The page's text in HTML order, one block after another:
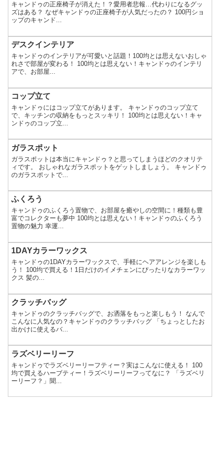
キャンドゥの正座椅子が消えた！？愛用者悲報…代わりになるグッ
ズはある？ なぜキャンドゥの正座椅子が人気だったの？ 100円ショ
ップのキャンド...
デスクインテリア
キャンドゥのインテリアが可愛いと話題！100均とは思えないおしゃ
れさで部屋が変わる！ 100均とは思えない！キャンドゥのインテリ
アで、お部屋...
コップ立て
キャンドゥにはコップ立てがあります。 キャンドゥのコップ立て
で、キッチンの収納をもっとスッキリ！ 100均とは思えない！キャ
ンドゥのコップ立...
ガラスポット
ガラスポットは本当にキャンドゥ？と思ってしまうほどのクオリテ
ィです。 おしゃれなガラスポットをゲットしましょう。 キャンドゥ
のガラスポットで...
ふくろう
キャンドゥのふくろう置物で、お部屋を癒やしの空間に！種類も豊
富でコレクターも夢中 100均とは思えない！キャンドゥのふくろう
置物の魅力 幸運...
1DAYカラーワックス
キャンドゥの1DAYカラーワックスで、手軽にヘアアレンジを楽しも
う！ 100均で買える！1日だけのイメチェンにぴったりなカラーワッ
クス 髪の...
クラッチバッグ
キャンドゥのクラッチバッグで、お洒落をもっと楽しもう！ なんで
こんなに人気なの？キャンドゥのクラッチバッグ 「ちょっとしたお
出かけに使えるバ...
ラズベリーリーフ
キャンドゥでラズベリーリーフティー？実はこんなに使える！ 100
均で買えるハーブティー！ラズベリーリーフってなに？ 「ラズベリ
ーリーフ？」聞...